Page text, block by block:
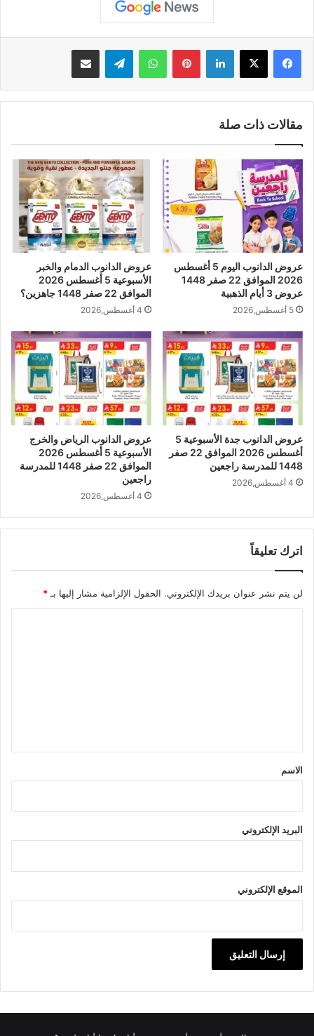
لينكدإن بينتيريستواتساب تيلقرام مشاركة عبر البريد
مقالات ذات صلة
عروض الدانوب اليوم 5 أغسطس
2026 الموافق 22 صفر 1448
عروض 3 أيام الذهبية
5 أغسطس,2026
عروض الدانوب الدمام والخبر
الأسبوعية 5 أغسطس 2026
الموافق 22 صفر 1448 جاهزين؟
4 أغسطس,2026
عروض الدانوب جدة الأسبوعية 5
أغسطس 2026 الموافق 22 صفر
1448 للمدرسة راجعين
4 أغسطس,2026
عروض الدانوب الرياض والخرج
الأسبوعية 5 أغسطس 2026
الموافق 22 صفر 1448 للمدرسة
راجعين
4 أغسطس,2026
اترك تعليقاً
لن يتم نشر عنوان بريدك الإلكتروني. الحقول الإلزامية مشار إليها بـ *
*
الاسم
البريد الإلكتروني
الموقع الإلكتروني